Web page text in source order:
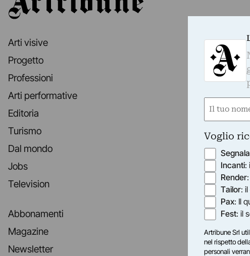
Arti visive
Progetto
Professioni
Arti performative
Editoria
Turismo
Dal mondo
Jobs
Television
Abbonamenti
Magazine
Newsletter
Nome
Voglio
Segnala
Incanti:
Render
Tailor:
Pax: Il
Fest: il
Artribune Srl
nel rispetto
personali